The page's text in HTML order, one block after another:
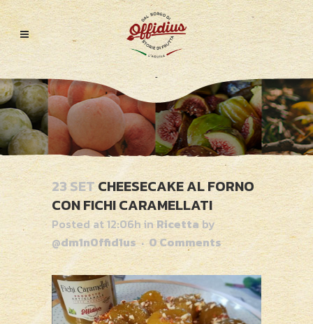
23 SETCHEESECAKE AL FORNO
CON FICHI CARAMELLATI
Posted at 12:06h inRicetta by
@dm1nOffid1us
0 Comments